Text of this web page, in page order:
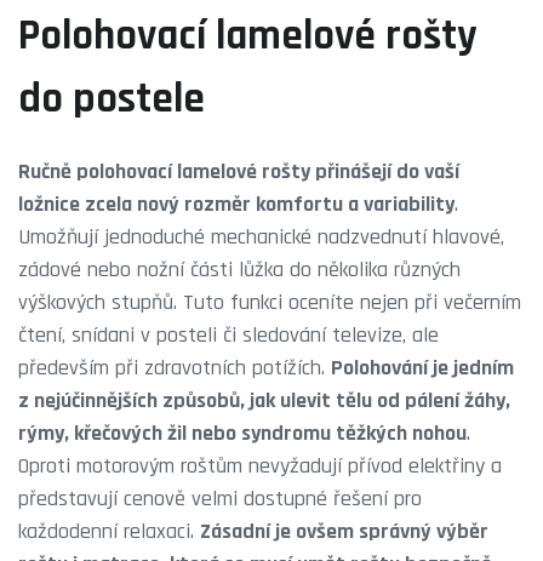
Polohovací lamelové rošty
do postele
Ručně polohovací lamelové rošty přinášejí do vaší
ložnice zcela nový rozměr komfortu a variability.
Umožňují jednoduché mechanické nadzvednutí hlavové,
zádové nebo nožní části lůžka do několika různých
výškových stupňů. Tuto funkci oceníte nejen při večerním
čtení, snídani v posteli či sledování televize, ale
především při zdravotních potížích. Polohování je jedním
z nejúčinnějších způsobů, jak ulevit tělu od pálení žáhy,
rýmy, křečových žil nebo syndromu těžkých nohou.
Oproti motorovým roštům nevyžadují přívod elektřiny a
představují cenově velmi dostupné řešení pro
každodenní relaxaci. Zásadní je ovšem správný výběr